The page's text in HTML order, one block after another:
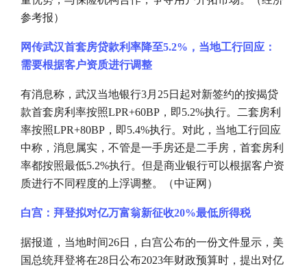
参考报）
网传武汉首套房贷款利率降至5.2%，当地工行回应：
需要根据客户资质进行调整
有消息称，武汉当地银行3月25日起对新签约的按揭贷
款首套房利率按照LPR+60BP，即5.2%执行。二套房利
率按照LPR+80BP，即5.4%执行。对此，当地工行回应
中称，消息属实，不管是一手房还是二手房，首套房利
率都按照最低5.2%执行。但是商业银行可以根据客户资
质进行不同程度的上浮调整。（中证网）
白宫：拜登拟对亿万富翁新征收20%最低所得税
据报道，当地时间26日，白宫公布的一份文件显示，美
国总统拜登将在28日公布2023年财政预算时，提出对亿